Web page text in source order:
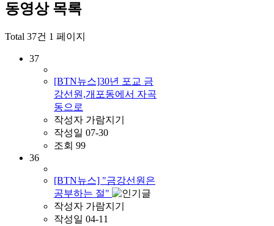
동영상목록
Total 37건 1 페이지
37
[BTN뉴스]30년 포교 금
강선원,개포동에서 자곡
동으로
작성자 가람지기
작성일 07-30
조회 99
36
[BTN뉴스] "금강선원은
공부하는 절"
작성자 가람지기
작성일 04-11